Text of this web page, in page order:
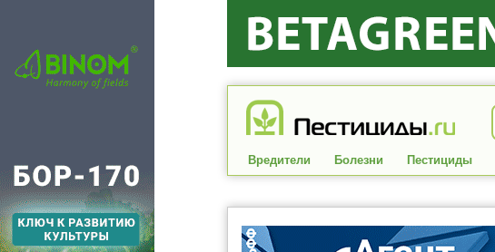
Вредители Болезни Пестициды